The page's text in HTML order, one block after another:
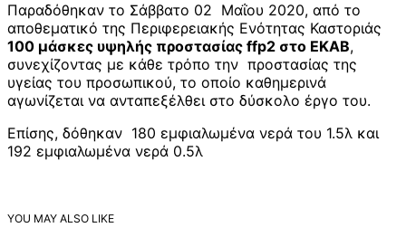
Παραδόθηκαν το Σάββατο 02 Μαΐου 2020, από το
αποθεματικό της Περιφερειακής Ενότητας Καστοριάς
100 μάσκες υψηλής προστασίας ffp2 στο ΕΚΑΒ,
συνεχίζοντας με κάθε τρόπο την προστασίας της
υγείας του προσωπικού, το οποίο καθημερινά
αγωνίζεται να ανταπεξέλθει στο δύσκολο έργο του.
Επίσης, δόθηκαν 180 εμφιαλωμένα νερά του 1.5λ και
192 εμφιαλωμένα νερά 0.5λ
YOU MAY ALSO LIKE